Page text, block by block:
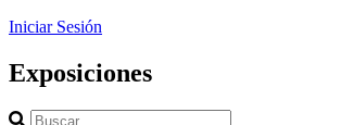
Iniciar Sesión
Exposiciones